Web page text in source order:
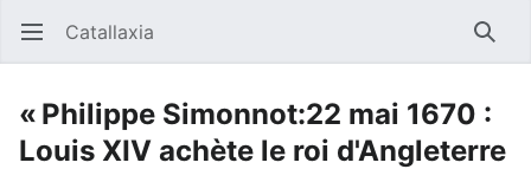
Ouvrir le menu principal Catallaxia
« Philippe Simonnot:22 mai 1670 :
Louis XIV achète le roi d'Angleterre